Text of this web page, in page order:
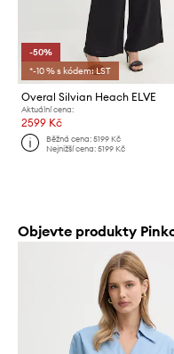
-50%
*-10 % s kódem: LST
Overal Silvian Heach ELVE
Aktuální cena:
2599 Kč
Běžná cena:5199 Kč
Nejnižší cena:5199 Kč
Objevte produkty